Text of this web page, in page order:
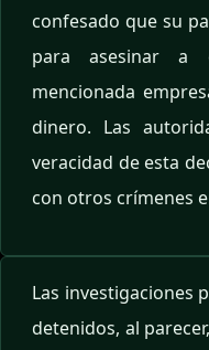
confesado que su
para asesinar a
mencionada
dinero. Las
veracidad de esta
con otros crímenes
Las investigaciones
detenidos, al